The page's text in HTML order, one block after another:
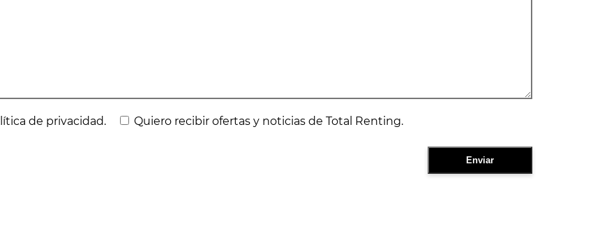
de privacidad. Quiero recibir ofertas y noticias de Total Renting.